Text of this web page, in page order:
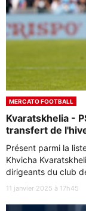
MERCATO FOOTBALL
Kvaratskhelia -
transfert de
Présent parmi la
Khvicha
dirigeants du club
11 janvier 2025 à 17h45